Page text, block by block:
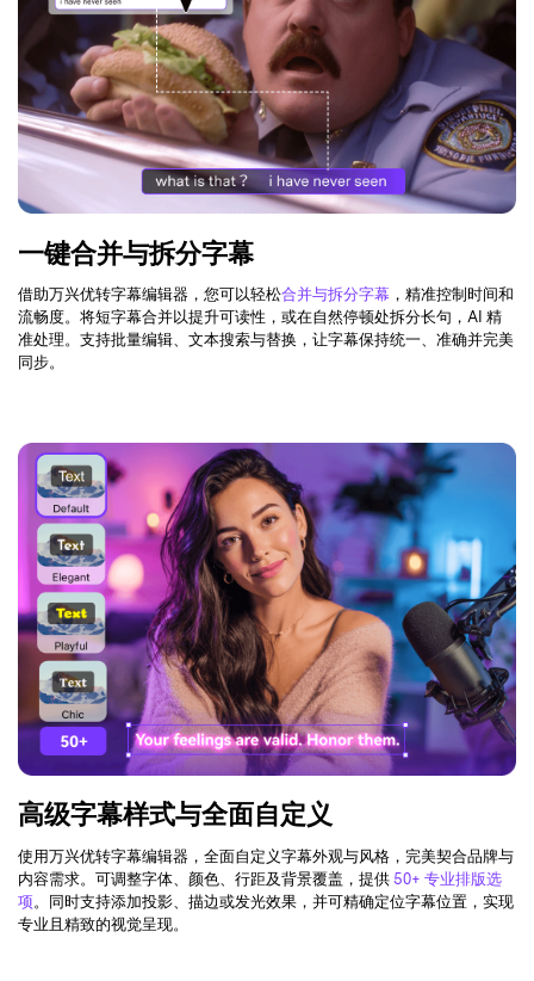
一键合并与拆分字幕
借助万兴优转字幕编辑器，您可以轻松合并与拆分字幕 ，精准控制时间和
流畅度。将短字幕合并以提升可读性，或在自然停顿处拆分长句，AI 精
准处理。支持批量编辑、文本搜索与替换，让字幕保持统一、准确并完美
同步。
高级字幕样式与全面自定义
使用万兴优转字幕编辑器，全面自定义字幕外观与风格，完美契合品牌与
内容需求。可调整字体、颜色、行距及背景覆盖，提供 50+ 专业排版选
项 。同时支持添加投影、描边或发光效果，并可精确定位字幕位置，实现
专业且精致的视觉呈现。